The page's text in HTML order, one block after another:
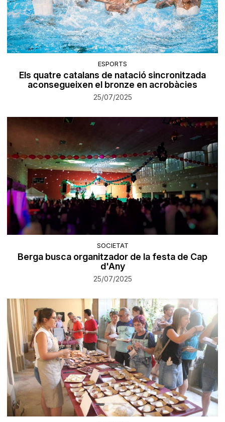
ESPORTS
Els quatre catalans de natació sincronitzada
aconsegueixen el bronze en acrobàcies
25/07/2025
SOCIETAT
Berga busca organitzador de la festa de Cap
d'Any
25/07/2025